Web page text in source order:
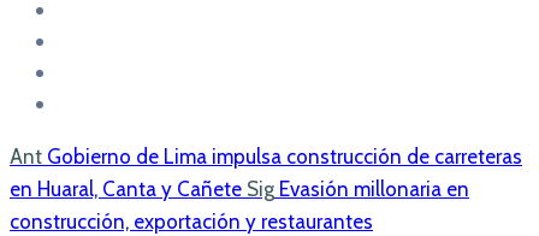
Ant Gobierno de Lima impulsa construcción de carreteras
en Huaral, Canta y Cañete Sig Evasión millonaria en
construcción, exportación y restaurantes